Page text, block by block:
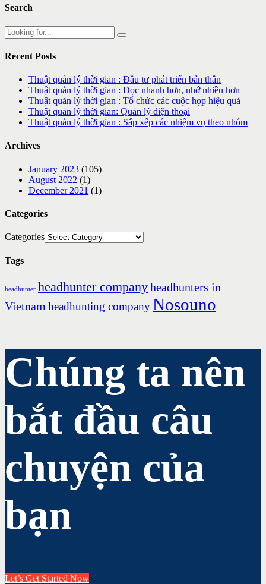
Search
Recent Posts
Thuật quản lý thời gian : Đầu tư phát triển bản thân
Thuật quản lý thời gian : Đọc nhanh hơn, nhớ nhiều hơn
Thuật quản lý thời gian : Tổ chức các cuộc họp hiệu quả
Thuật quản lý thời gian: Quản lý điện thoại
Thuật quản lý thời gian : Sắp xếp các nhiệm vụ theo nhóm
Archives
January 2023 (105)
August 2022 (1)
December 2021 (1)
Categories
Categories
Tags
headhunter headhunter companyheadhunters in
Vietnam headhunting companyNosouno
Chúng ta nên
bắt đầu câu
chuyện của
bạn
Let’s Get Started Now